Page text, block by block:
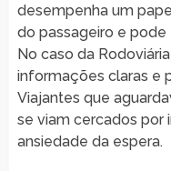
desempenha um
do passageiro e
No caso da
informações claras e
Viajantes que
se viam cercados por
ansiedade da espera.